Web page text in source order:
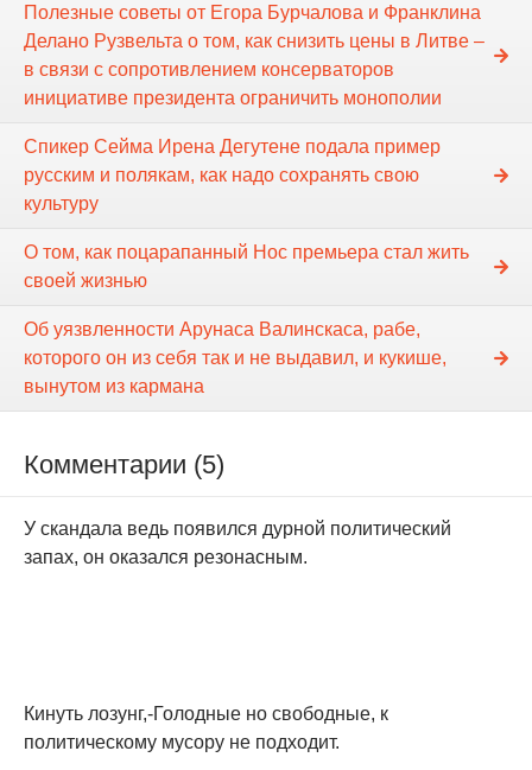
Полезные советы от Егора Бурчалова и Франклина
Делано Рузвельта о том, как снизить цены в Литве –
в связи с сопротивлением консерваторов
инициативе президента ограничить монополии
Спикер Сейма Ирена Дегутене подала пример
русским и полякам, как надо сохранять свою
культуру
О том, как поцарапанный Нос премьера стал жить
своей жизнью
Об уязвленности Арунаса Валинскаса, рабе,
которого он из себя так и не выдавил, и кукише,
вынутом из кармана
Комментарии (5)
У скандала ведь появился дурной политический
запах, он оказался резонасным.
Кинуть лозунг,-Голодные но свободные, к
политическому мусору не подходит.